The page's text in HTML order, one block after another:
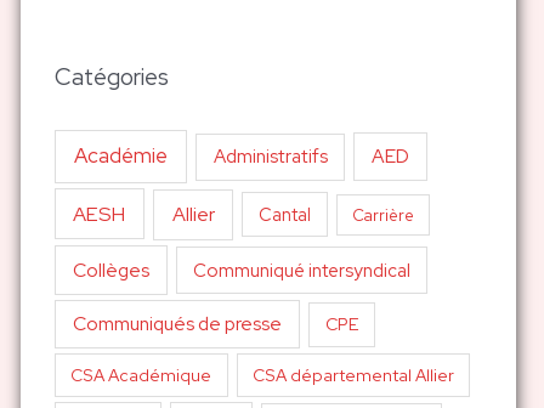
Catégories
Académie Administratifs AED
AESH Allier Cantal Carrière
Collèges Communiqué intersyndical
Communiqués de presse CPE
CSA Académique CSA départemental Allier